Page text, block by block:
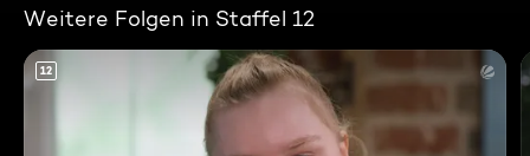
Weitere Folgen in Staffel 12
12